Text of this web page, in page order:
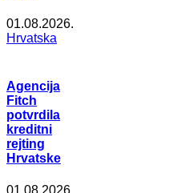
01.08.2026.
Hrvatska
Agencija
Fitch
potvrdila
kreditni
rejting
Hrvatske
01.08.2026.